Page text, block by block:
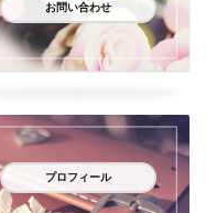
お問い合わせ
プロフィール